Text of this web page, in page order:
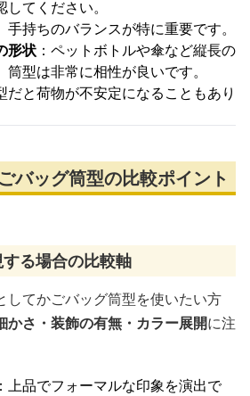
てください。
持ちのバランスが特に重要です。
形状 ：ペットボトルや傘など縦長の
型は非常に相性が良いです。
だと荷物が不安定になることもあり
バッグ筒型の比較ポイント
る場合の比較軸
してかごバッグ筒型を使いたい方
かさ・装飾の有無・カラー展開に注
：上品でフォーマルな印象を演出で